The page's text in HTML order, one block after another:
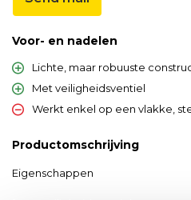
Voor- en nadelen
Lichte, maar robuuste
Met veiligheidsventiel
Werkt enkel op een vlakke,
Productomschrijving
Eigenschappen